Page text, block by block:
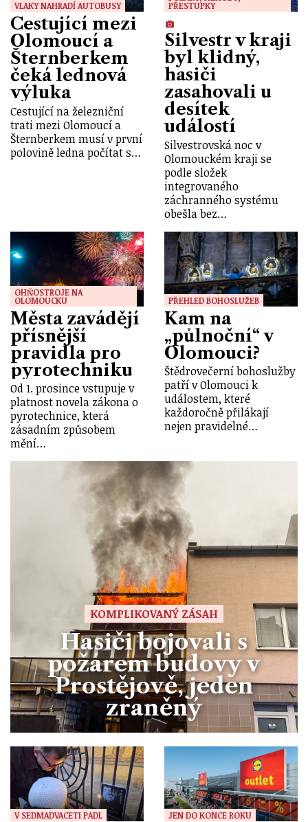
VLAKY NAHRADÍ AUTOBUSY
Cestující mezi
Olomoucí a
Šternberkem
čeká lednová
výluka
Cestující na železniční
trati mezi Olomoucí a
Šternberkem musí v první
polovině ledna počítat s…
PŘESTUPKY
Silvestr v kraji
byl klidný,
hasiči
zasahovali u
desítek
událostí
Silvestrovská noc v
Olomouckém kraji se
podle složek
integrovaného
záchranného systému
obešla bez…
OHŇOSTROJE NA
OLOMOUCKU
Města zavádějí
přísnější
pravidla pro
pyrotechniku
Od 1. prosince vstupuje v
platnost novela zákona o
pyrotechnice, která
zásadním způsobem
mění…
PŘEHLED BOHOSLUŽEB
Kam na
„půlnoční“ v
Olomouci?
Štědrovečerní bohoslužby
patří v Olomouci k
událostem, které
každoročně přilákají
nejen pravidelné…
KOMPLIKOVANÝ ZÁSAH
Hasiči bojovali s
požárem budovy v
Prostějově, jeden
zraněný
V SEDMADVACETI PADL JEN DO KONCE ROKU